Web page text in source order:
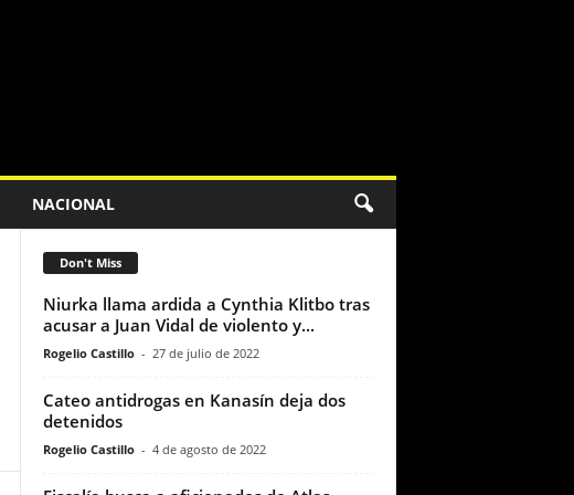
NACIONAL
Don't Miss
Niurka llama ardida a Cynthia Klitbo tras
acusar a Juan Vidal de violento y...
Rogelio Castillo - 27 de julio de 2022
Cateo antidrogas en Kanasín deja dos
detenidos
Rogelio Castillo - 4 de agosto de 2022